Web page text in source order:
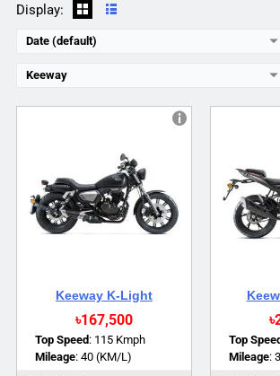
Display:
Date (default)
Keeway
Keeway K-Light
৳167,500
Top Speed :115 Kmph
Mileage:40 (KM/L)
Top Speed
Mileage:
Torque:7.6 NM
Top Speed:110 Kmph (Approx)
Mileage:60 Kmpl (Approx)
Brakes:Single Disc
Torque:9
Top Speed:
Mileage:55
Brakes: